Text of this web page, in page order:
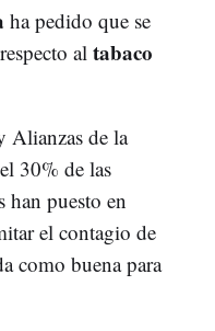
ha pedido que se
al tabaco
Alianzas de la
30% de las
han puesto en
el contagio de
como buena para